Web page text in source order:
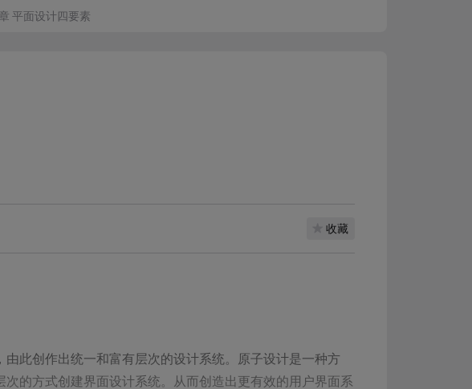
章 平面设计四要素
收藏
此创作出统一和富有层次的设计系统。原子设计是一种方
的方式创建界面设计系统。从而创造出更有效的用户界面系